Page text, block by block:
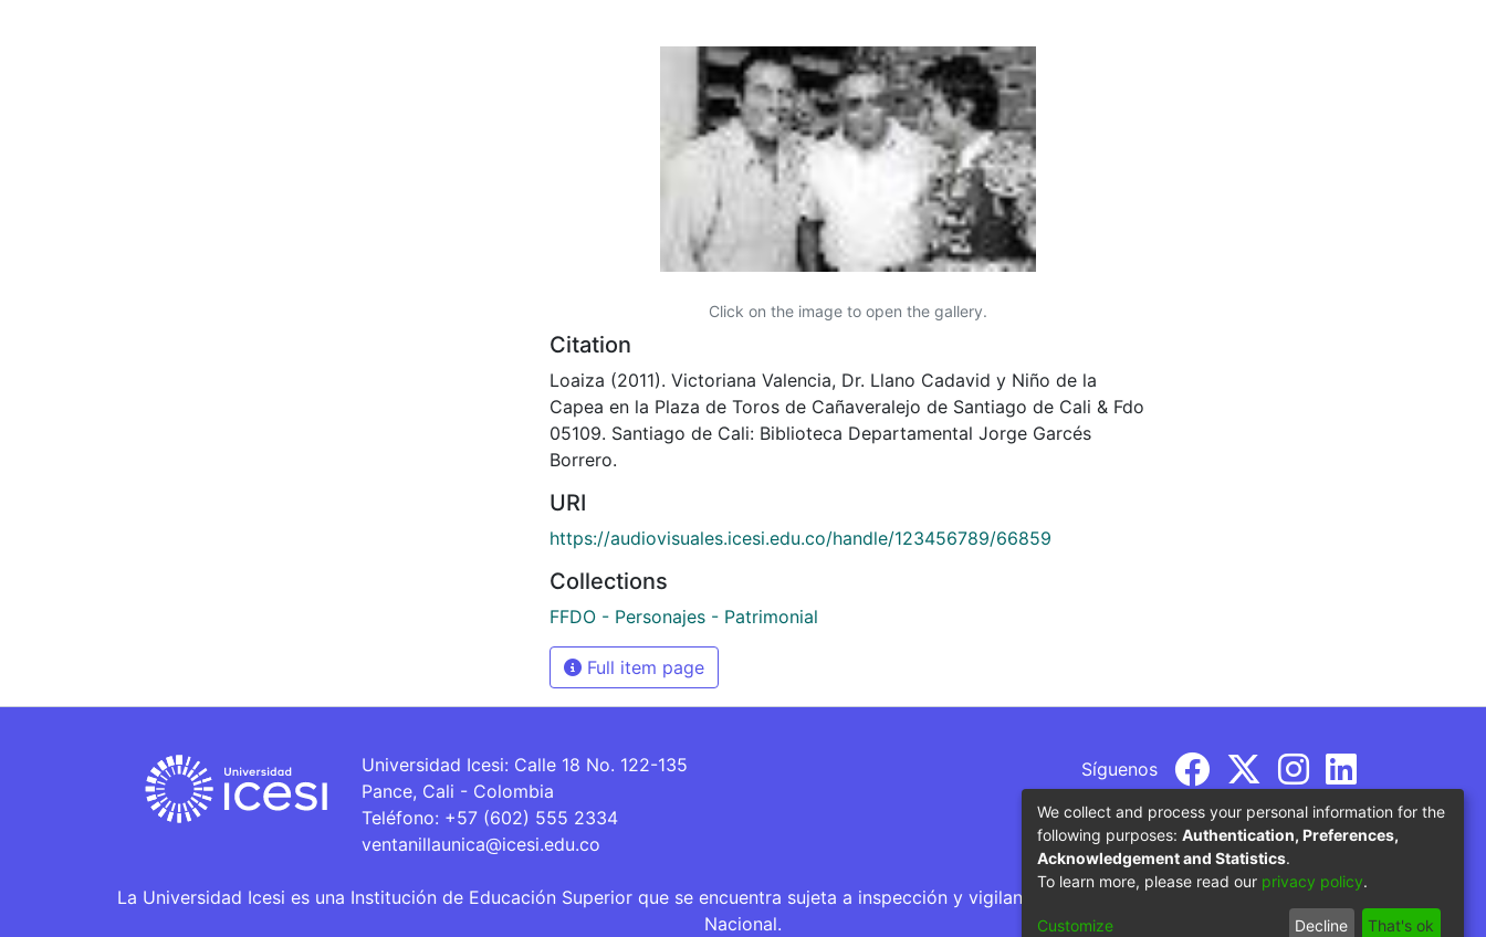
Click on the image to open the gallery.
Citation
Loaiza (2011). Victoriana Valencia, Dr. Llano Cadavid y Niño de la
Capea en la Plaza de Toros de Cañaveralejo de Santiago de Cali & Fdo
05109. Santiago de Cali: Biblioteca Departamental Jorge Garcés
Borrero.
URI
https://audiovisuales.icesi.edu.co/handle/123456789/66859
Collections
FFDO - Personajes - Patrimonial
Full item page
Universidad Icesi: Calle 18 No. 122-135
Pance, Cali - Colombia
Teléfono: +57 (602) 555 2334
ventanillaunica@icesi.edu.co
Síguenos
La Universidad Icesi es una Institución de Educación Superior que se encuentra sujeta a inspección y vigilancia por parte del Ministerio de Educación
Nacional.
We collect and process your personal information for the
following purposes: Authentication, Preferences,
Acknowledgement and Statistics.
To learn more, please read our privacy policy.
Customize Decline That's ok